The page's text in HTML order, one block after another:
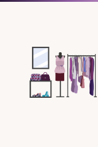
Перейти